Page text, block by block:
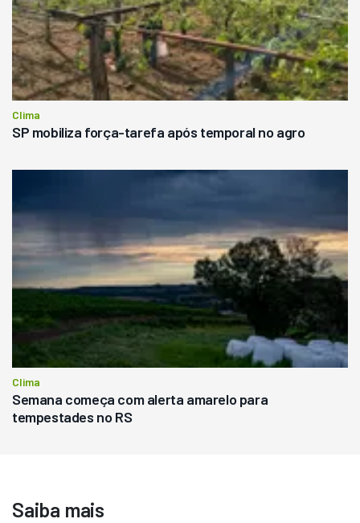
Clima
SP mobiliza força-tarefa após temporal no agro
Clima
Semana começa com alerta amarelo para
tempestades no RS
Saiba mais